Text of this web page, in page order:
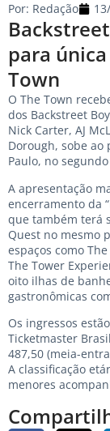
para
Town
Por: Redação
O The Town
dos Backstreet
Nick Carter, AJ
Dorough, sobe ao
Paulo, no
A apresentação
encerramento da
que também terá
Quest no mesmo
espaços como
The Tower
oito ilhas de
gastronômicas
Os ingressos
Ticketmaster
487,50 (meia-
A classificação
menores